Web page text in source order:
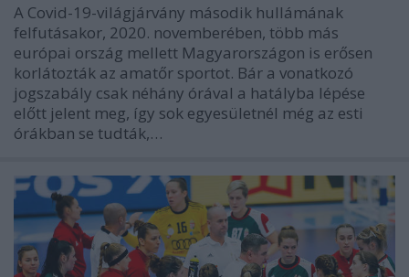
A Covid-19-világjárvány második hullámának
felfutásakor, 2020. novemberében, több más
európai ország mellett Magyarországon is erősen
korlátozták az amatőr sportot. Bár a vonatkozó
jogszabály csak néhány órával a hatályba lépése
előtt jelent meg, így sok egyesületnél még az esti
órákban se tudták,…